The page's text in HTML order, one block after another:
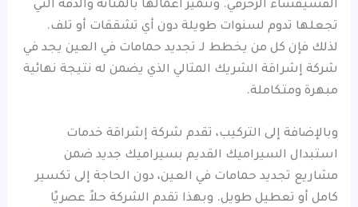
الفسيفساء الزخرفي. وتتميز أعمالها بالمتانة والدقة التي
تجعلها تدوم لسنوات طويلة دون أي تشققات أو تلف.
لذلك فإن كل من يخطط لـ تجديد حمامات في العين يجد في
شركة إشراقة الشريك المثالي الذي يضمن له نتيجة نهائية
مبهرة ومتكاملة.
وبالإضافة إلى التركيب، تقدم شركة إشراقة خدمات
استبدال السيراميك القديم بسيراميك جديد ضمن
مشاريع تجديد حمامات في العين، دون الحاجة إلى تكسير
كامل أو تعطيل طويل. وبهذا تقدم الشركة حلاً عصريًا